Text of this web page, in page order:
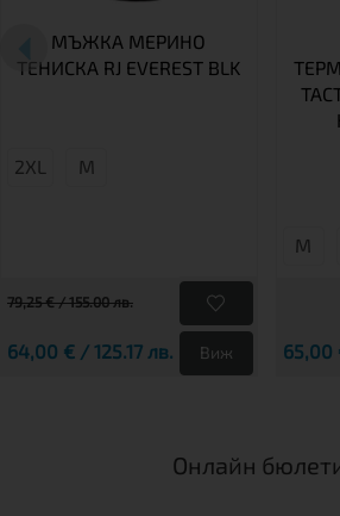
МЪЖКА МЕРИНО
ТЕНИСКА RJ EVEREST BLK
2XL М
79,25 € / 155.00 лв.
64,00 € / 125.17 лв. Виж
М
65,00
Онлайн